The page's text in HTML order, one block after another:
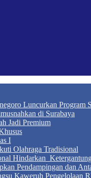
Luncurkan Program
di Surabaya
Jadi Premium
I
Olahraga Tradisional
Hindarkan
Pendampingan dan
Kaweruh Pengelolaan